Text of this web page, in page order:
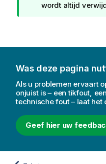
p
wordt altijd
Was deze pagina
Als u problemen ervaart
onjuist is – een tikfout,
technische fout – laat het
Geef hier uw